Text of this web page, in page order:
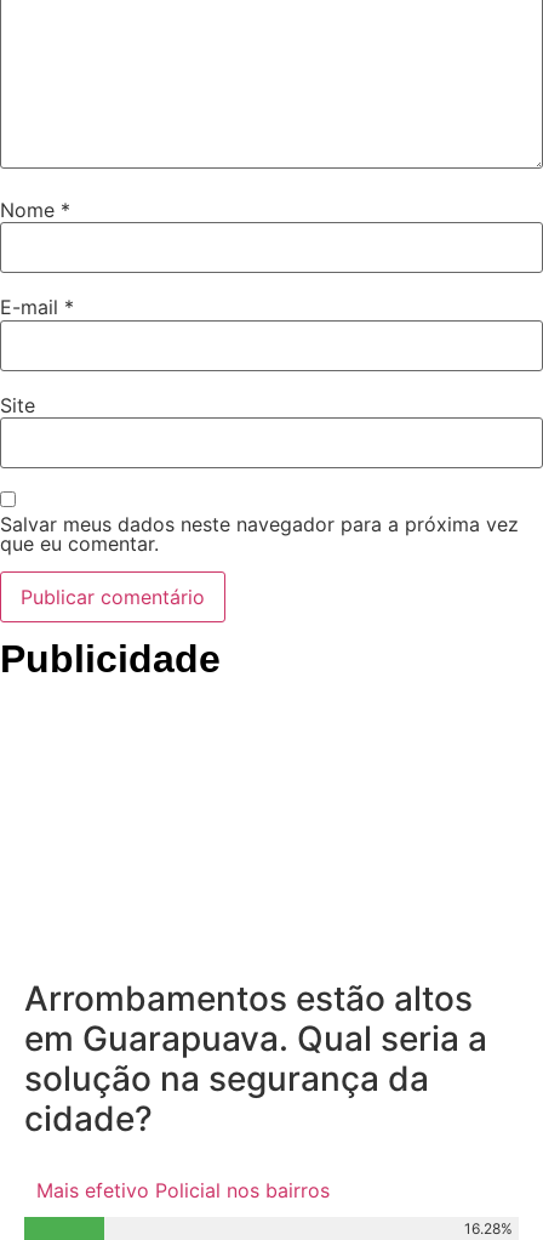
Nome *
E-mail *
Site
Salvar meus dados neste navegador para a próxima vez
que eu comentar.
Publicidade
Arrombamentos estão altos
em Guarapuava. Qual seria a
solução na segurança da
cidade?
Mais efetivo Policial nos bairros
16.28%